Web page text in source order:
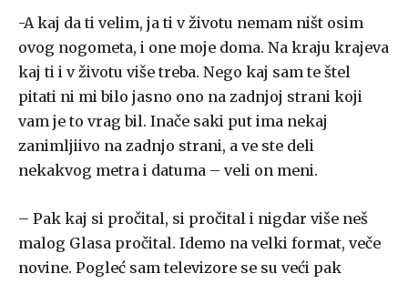
-A kaj da ti velim, ja ti v životu nemam ništ osim
ovog nogometa, i one moje doma. Na kraju krajeva
kaj ti i v životu više treba. Nego kaj sam te štel
pitati ni mi bilo jasno ono na zadnjoj strani koji
vam je to vrag bil. Inače saki put ima nekaj
zanimljiivo na zadnjo strani, a ve ste deli
nekakvog metra i datuma – veli on meni.
– Pak kaj si pročital, si pročital i nigdar više neš
malog Glasa pročital. Idemo na velki format, veče
novine. Pogleć sam televizore se su veći pak